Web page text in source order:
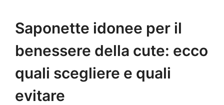
Saponette idonee per il
benessere della cute: ecco
quali scegliere e quali
evitare